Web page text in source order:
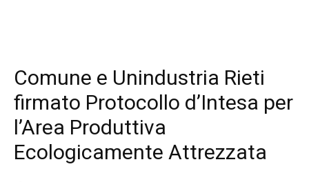
Comune e Unindustria Rieti
firmato Protocollo d’Intesa per
l’Area Produttiva
Ecologicamente Attrezzata